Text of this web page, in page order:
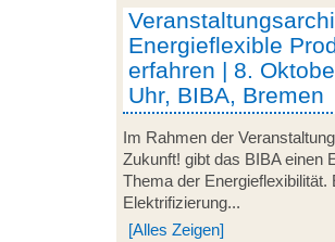
Energieflexible
erfahren | 8.
Uhr, BIBA, Bremen
Im Rahmen der
Zukunft! gibt das BIBA einen
Thema der
Elektrifizierung...
[Alles Zeigen]